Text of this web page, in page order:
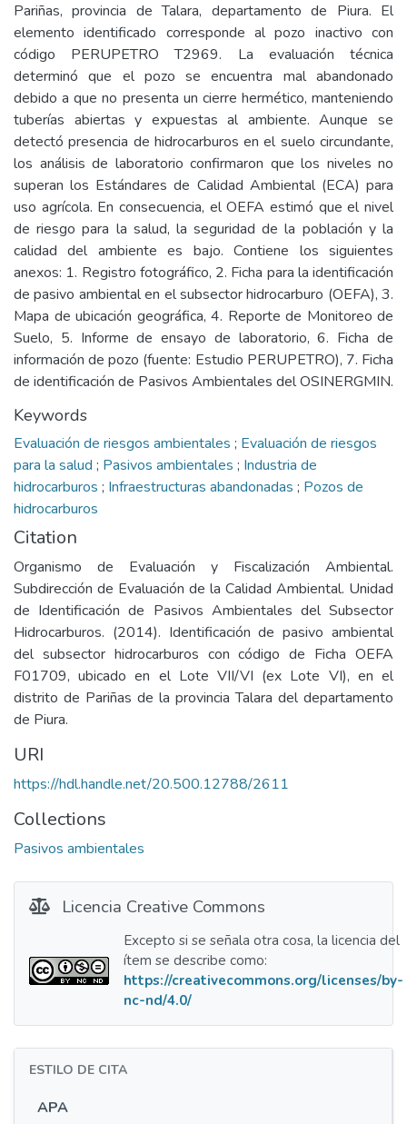
Pariñas, provincia de Talara, departamento de Piura. El
elemento identificado corresponde al pozo inactivo con
código PERUPETRO T2969. La evaluación técnica
determinó que el pozo se encuentra mal abandonado
debido a que no presenta un cierre hermético, manteniendo
tuberías abiertas y expuestas al ambiente. Aunque se
detectó presencia de hidrocarburos en el suelo circundante,
los análisis de laboratorio confirmaron que los niveles no
superan los Estándares de Calidad Ambiental (ECA) para
uso agrícola. En consecuencia, el OEFA estimó que el nivel
de riesgo para la salud, la seguridad de la población y la
calidad del ambiente es bajo. Contiene los siguientes
anexos: 1. Registro fotográfico, 2. Ficha para la identificación
de pasivo ambiental en el subsector hidrocarburo (OEFA), 3.
Mapa de ubicación geográfica, 4. Reporte de Monitoreo de
Suelo, 5. Informe de ensayo de laboratorio, 6. Ficha de
información de pozo (fuente: Estudio PERUPETRO), 7. Ficha
de identificación de Pasivos Ambientales del OSINERGMIN.
Keywords
Evaluación de riesgos ambientales ; Evaluación de riesgos
para la salud ; Pasivos ambientales ; Industria de
hidrocarburos ; Infraestructuras abandonadas ; Pozos de
hidrocarburos
Citation
Organismo de Evaluación y Fiscalización Ambiental.
Subdirección de Evaluación de la Calidad Ambiental. Unidad
de Identificación de Pasivos Ambientales del Subsector
Hidrocarburos. (2014). Identificación de pasivo ambiental
del subsector hidrocarburos con código de Ficha OEFA
F01709, ubicado en el Lote VII/VI (ex Lote VI), en el
distrito de Pariñas de la provincia Talara del departamento
de Piura.
URI
https://hdl.handle.net/20.500.12788/2611
Collections
Pasivos ambientales
Licencia Creative Commons
Excepto si se señala otra cosa, la licencia del
ítem se describe como:
https://creativecommons.org/licenses/by-
nc-nd/4.0/
ESTILO DE CITA
APA